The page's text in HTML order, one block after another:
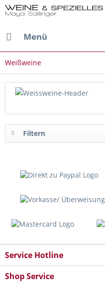
Menü
Weißweine
Filtern
Service Hotline
Shop Service